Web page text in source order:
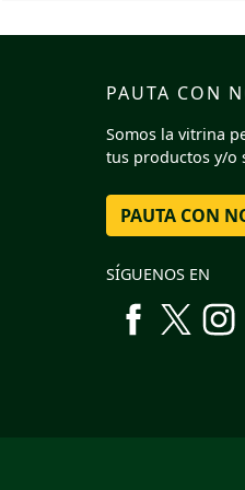
PAUTA CON
Somos la vitrina
tus productos y/o
PAUTA CON
SÍGUENOS EN